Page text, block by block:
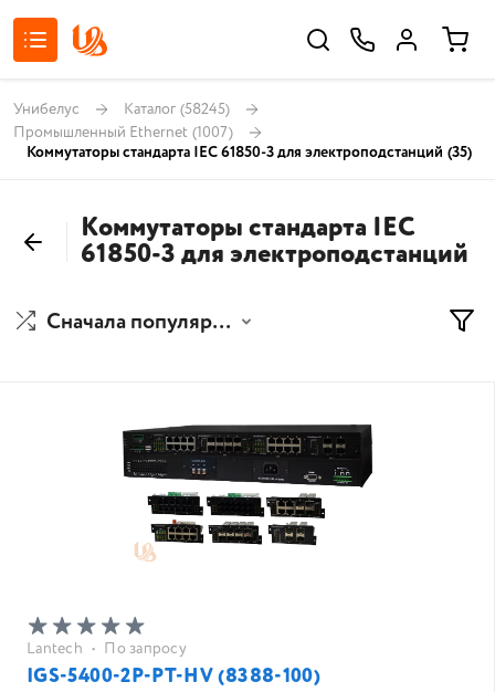
Унибелус Каталог (58245)
Промышленный Ethernet (1007)
Коммутаторы стандарта IEC 61850-3 для электроподстанций (35)
Коммутаторы стандарта IEC
61850-3 для электроподстанций
Сначала популярные
Lantech • По запросу
IGS-5400-2P-PT-HV (8388-100)